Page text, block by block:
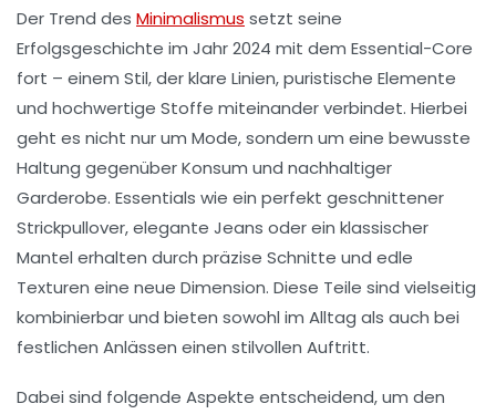
Der Trend des Minimalismus setzt seine
Erfolgsgeschichte im Jahr 2024 mit dem Essential-Core
fort – einem Stil, der klare Linien, puristische Elemente
und hochwertige Stoffe miteinander verbindet. Hierbei
geht es nicht nur um Mode, sondern um eine bewusste
Haltung gegenüber Konsum und nachhaltiger
Garderobe. Essentials wie ein perfekt geschnittener
Strickpullover, elegante Jeans oder ein klassischer
Mantel erhalten durch präzise Schnitte und edle
Texturen eine neue Dimension. Diese Teile sind vielseitig
kombinierbar und bieten sowohl im Alltag als auch bei
festlichen Anlässen einen stilvollen Auftritt.
Dabei sind folgende Aspekte entscheidend, um den